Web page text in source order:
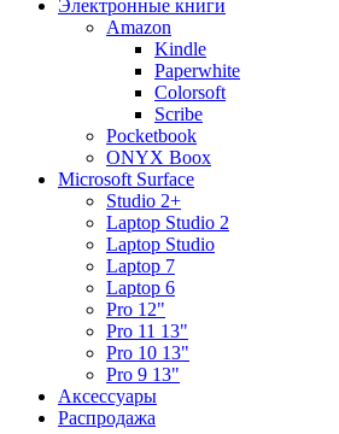
Электронные книги
Amazon
Kindle
Paperwhite
Colorsoft
Scribe
Pocketbook
ONYX Boox
Microsoft Surface
Studio 2+
Laptop Studio 2
Laptop Studio
Laptop 7
Laptop 6
Pro 12"
Pro 11 13"
Pro 10 13"
Pro 9 13"
Аксессуары
Распродажа